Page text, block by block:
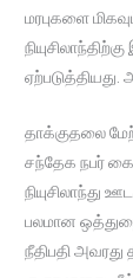
மரபுகளை
தாக்குதலை
சந்தேக நபர்
நியுசிலாந்து
பலமான
நீதிபதி